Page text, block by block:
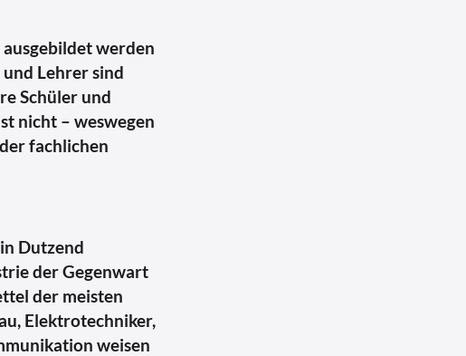
werden
Lehrer sind
Schüler und
nicht – weswegen
fachlichen
Dutzend
der Gegenwart
der meisten
Elektrotechniker,
weisen